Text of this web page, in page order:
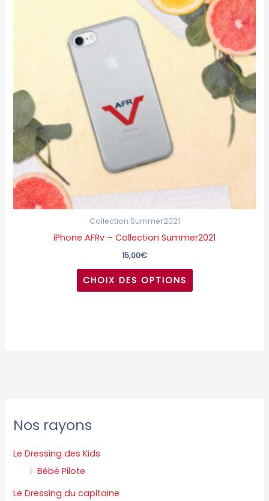
Nos rayons
Le Dressing des Kids
Bébé Pilote
Le Dressing du capitaine
Collection Summer2021
iPhone AFRv – Collection Summer2021
15,00€
CHOIX DES OPTIONS
a
plusieurs
variations.
options
peuvent
du